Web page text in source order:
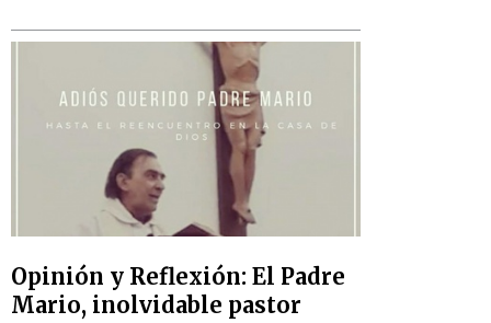
Opinión y Reflexión: El Padre
Mario, inolvidable pastor